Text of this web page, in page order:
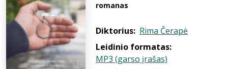
romanas
Diktorius: Rima Čerapė
Leidinio formatas:
MP3 (garso įrašas)